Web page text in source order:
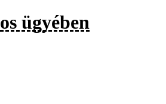
ügyében